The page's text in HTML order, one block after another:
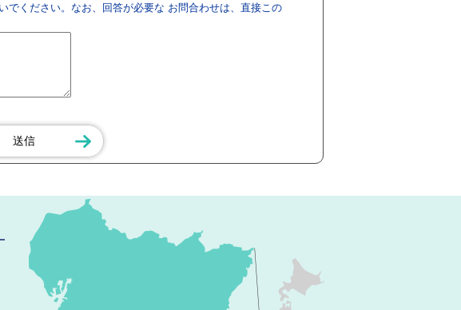
でください。なお、回答が必要な お問合わせは、直接この